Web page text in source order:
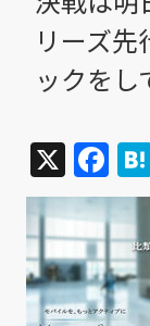
リーズ
ックをし
X